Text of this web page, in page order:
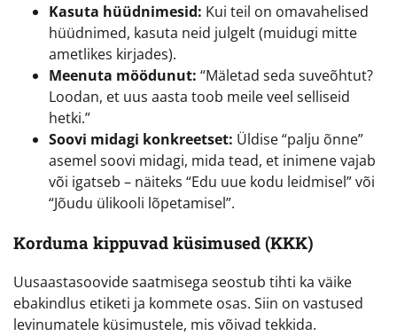
Kasuta hüüdnimesid: Kui teil on omavahelised
hüüdnimed, kasuta neid julgelt (muidugi mitte
ametlikes kirjades).
Meenuta möödunut: “Mäletad seda suveõhtut?
Loodan, et uus aasta toob meile veel selliseid
hetki.”
Soovi midagi konkreetset: Üldise “palju õnne”
asemel soovi midagi, mida tead, et inimene vajab
või igatseb – näiteks “Edu uue kodu leidmisel” või
“Jõudu ülikooli lõpetamisel”.
Korduma kippuvad küsimused (KKK)
Uusaastasoovide saatmisega seostub tihti ka väike
ebakindlus etiketi ja kommete osas. Siin on vastused
levinumatele küsimustele, mis võivad tekkida.